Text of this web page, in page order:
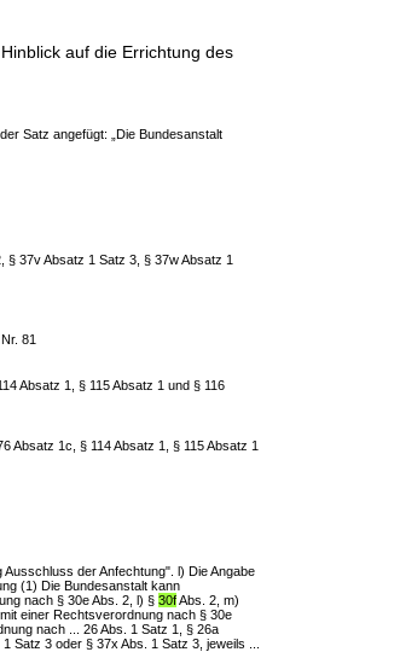
auf die Errichtung des
Satz angefügt: „Die Bundesanstalt
§ 37v Absatz 1 Satz 3, § 37w Absatz 1
81
Absatz 1, § 115 Absatz 1 und § 116
Absatz 1c, § 114 Absatz 1, § 115 Absatz 1
Ausschluss der Anfechtung". l) Die Angabe
(1) Die Bundesanstalt kann
nach § 30e Abs. 2, l) § 30fAbs. 2, m)
einer Rechtsverordnung nach § 30e
nach ... 26 Abs. 1 Satz 1, § 26a
Satz 3 oder § 37x Abs. 1 Satz 3, jeweils ...